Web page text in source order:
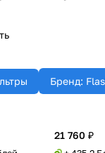
Бренд:
21 760 ₽